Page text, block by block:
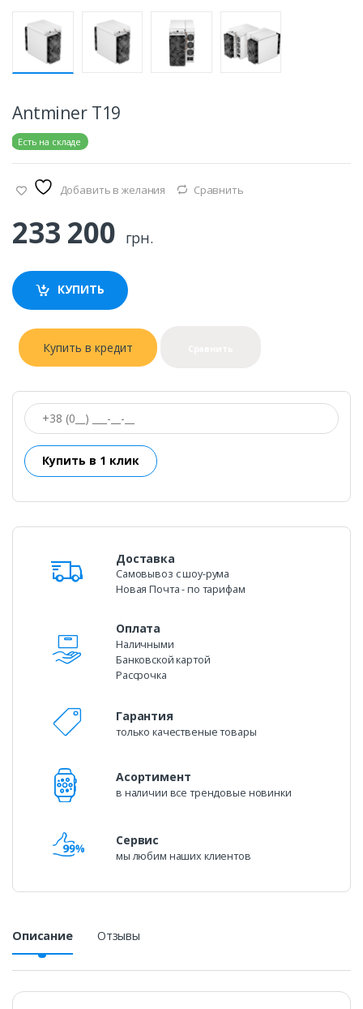
Antminer T19
Есть на складе
Добавить в желания Сравнить
233 200 грн.
КУПИТЬ
Купить в кредит
Доставка
Самовывоз c шоу-рума
Новая Почта - по тарифам
Оплата
Наличными
Банковской картой
Рассрочка
Гарантия
только качественые товары
Асортимент
в наличии все трендовые новинки
Сервис
мы любим наших клиентов
Описание Отзывы